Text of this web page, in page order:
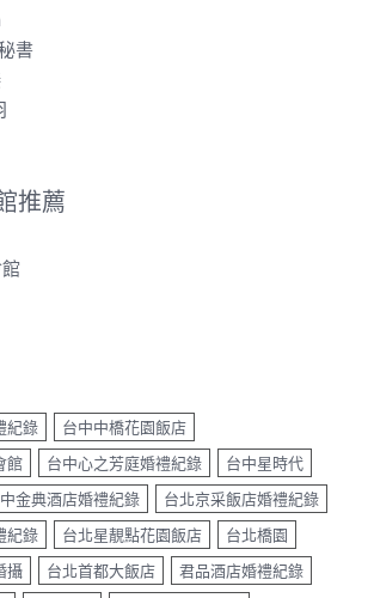
書
推薦
紀錄
台中中橋花園飯店
館
台中心之芳庭婚禮紀錄
台中星時代
金典酒店婚禮紀錄
台北京采飯店婚禮紀錄
紀錄
台北星靚點花園飯店
台北橋園
攝
台北首都大飯店
君品酒店婚禮紀錄